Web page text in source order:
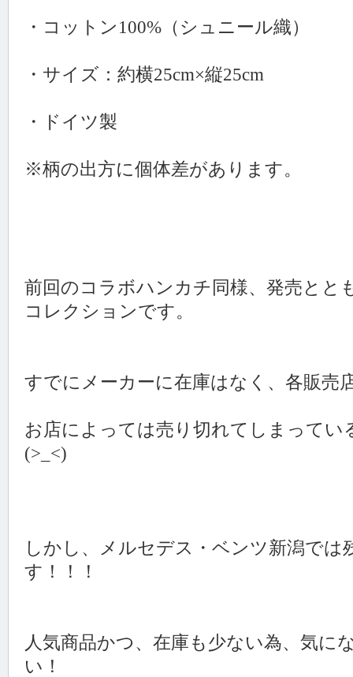
・コットン100%（シュニール織）
・サイズ：約横25cm×縦25cm
・ドイツ製
※柄の出方に個体差があります。
前回のコラボハンカチ同様、発売とと
コレクションです。
すでにメーカーに在庫はなく、各販売
お店によっては売り切れてしまって
(>_<)
しかし、メルセデス・ベンツ新潟では
す！！！
人気商品かつ、在庫も少ない為、気に
い！